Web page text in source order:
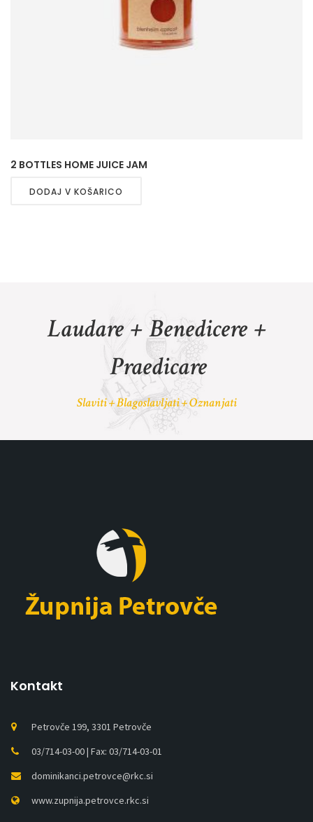
2 BOTTLES HOME JUICE JAM
DODAJ V KOŠARICO
Laudare + Benedicere +
Praedicare
Slaviti + Blagoslavljati + Oznanjati
Kontakt
Petrovče 199, 3301 Petrovče
03/714-03-00 | Fax: 03/714-03-01
dominikanci.petrovce@rkc.si
www.zupnija.petrovce.rkc.si